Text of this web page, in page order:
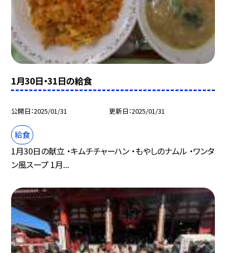
1月30日・31日の給食
公開日 2025/01/31 更新日 2025/01/31
給食
1月30日の献立 ・キムチチャーハン ・もやしのナムル ・ワンタ
ン風スープ 1月...